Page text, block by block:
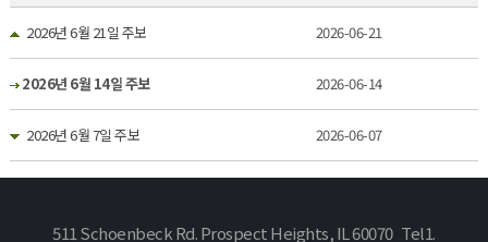
2026년 6월 21일 주보 2026-06-21
2026년 6월 14일 주보 2026-06-14
2026년 6월 7일 주보 2026-06-07
511 Schoenbeck Rd. Prospect Heights, IL 60070 Tel1.